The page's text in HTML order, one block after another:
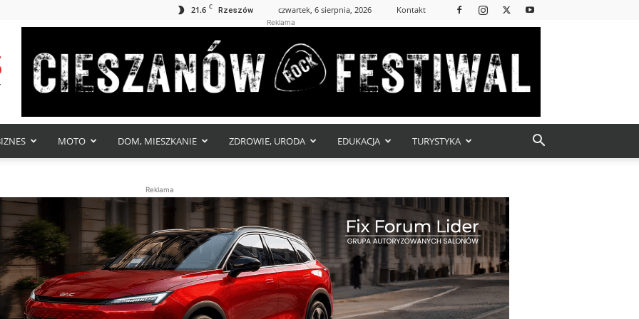
21.6 C Rzeszów czwartek, 6 sierpnia, 2026 Kontakt
Reklama
MOTO DOM, MIESZKANIE ZDROWIE, URODA EDUKACJA TURYSTYKA
Reklama